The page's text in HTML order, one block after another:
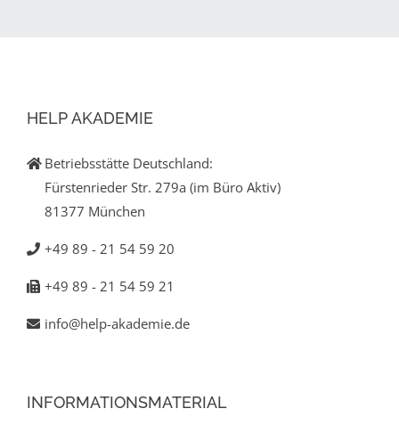
HELP AKADEMIE
Betriebsstätte Deutschland:
Fürstenrieder Str. 279a (im Büro Aktiv)
81377 München
+49 89 - 21 54 59 20
+49 89 - 21 54 59 21
info@help-akademie.de
INFORMATIONSMATERIAL